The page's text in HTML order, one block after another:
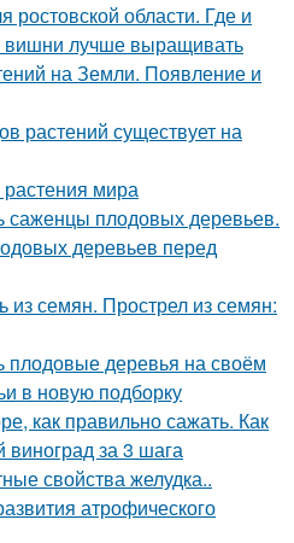
области. Где и
вишни лучше выращивать
на Земли. Появление и
растений существует на
мира
саженцы плодовых деревьев.
деревьев перед
из семян. Прострел из семян:
плодовые деревья на своём
в новую подборку
как правильно сажать. Как
виноград за 3 шага
свойства желудка..
атрофического